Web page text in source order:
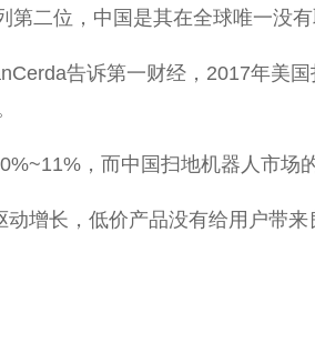
二位，中国是其在全球唯一没有
告诉第一财经，2017年美
，而中国扫地机器人市场
增长，低价产品没有给用户带